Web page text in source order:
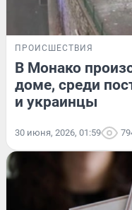
ПРОИСШЕСТВИЯ
В Монако
доме, среди
и украинцы
30 июня, 2026, 01:59